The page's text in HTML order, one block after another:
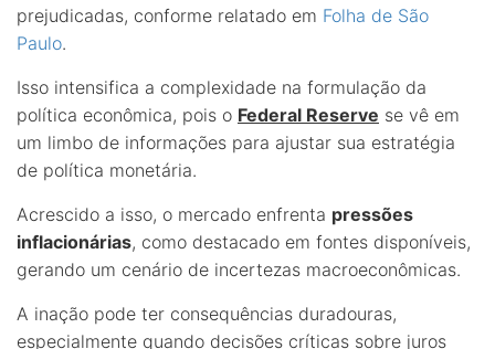
prejudicadas, conforme relatado em Folha de São
Paulo.
Isso intensifica a complexidade na formulação da
política econômica, pois o Federal Reserve se vê em
um limbo de informações para ajustar sua estratégia
de política monetária.
Acrescido a isso, o mercado enfrenta pressões
inflacionárias, como destacado em fontes disponíveis,
gerando um cenário de incertezas macroeconômicas.
A inação pode ter consequências duradouras,
especialmente quando decisões críticas sobre juros